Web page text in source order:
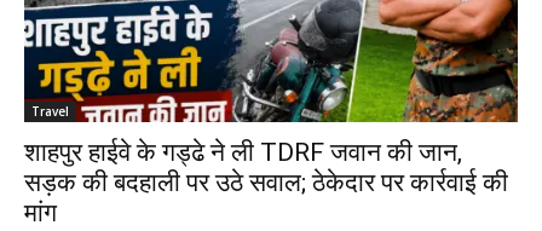
Travel
शाहपुर हाईवे के गड्ढे ने ली TDRF जवान की जान,
सड़क की बदहाली पर उठे सवाल; ठेकेदार पर कार्रवाई की
मांग